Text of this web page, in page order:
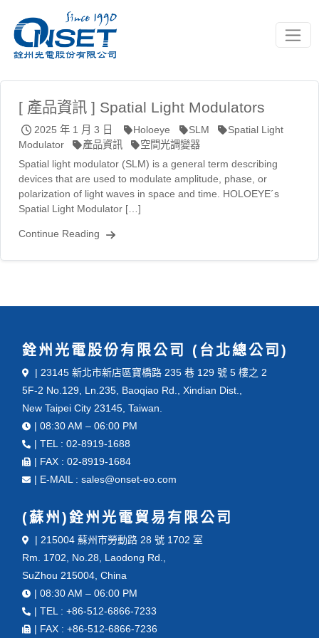
[ 產品資訊 ] Spatial Light Modulators
2025 年 1 月 3 日 Holoeye SLM
Spatial Light
Modulator
產品資訊
空間光調變器
Spatial light modulator (SLM) is a general term describing
devices that are used to modulate amplitude, phase, or
polarization of light waves in space and time. HOLOEYE´s
Spatial Light Modulator […]
Continue Reading
銓州光電股份有限公司 (台北總公司)
| 23145 新北市新店區寶橋路 235 巷 129 號 5 樓之 2
5F-2 No.129, Ln.235, Baoqiao Rd., Xindian Dist.,
New Taipei City 23145, Taiwan.
| 08:30 AM – 06:00 PM
| TEL : 02-8919-1688
| FAX : 02-8919-1684
| E-MAIL : sales@onset-eo.com
(蘇州)銓州光電貿易有限公司
| 215004 蘇州市勞動路 28 號 1702 室
Rm. 1702, No.28, Laodong Rd.,
SuZhou 215004, China
| 08:30 AM – 06:00 PM
| TEL : +86-512-6866-7233
| FAX : +86-512-6866-7236